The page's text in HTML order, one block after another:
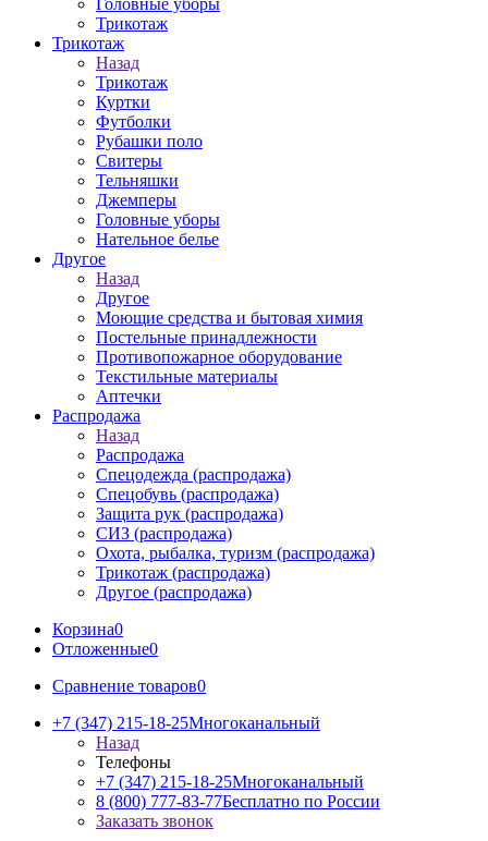
Головные уборы
Трикотаж
Трикотаж
Назад
Трикотаж
Куртки
Футболки
Рубашки поло
Свитеры
Тельняшки
Джемперы
Головные уборы
Нательное белье
Другое
Назад
Другое
Моющие средства и бытовая химия
Постельные принадлежности
Противопожарное оборудование
Текстильные материалы
Аптечки
Распродажа
Назад
Распродажа
Спецодежда (распродажа)
Спецобувь (распродажа)
Защита рук (распродажа)
СИЗ (распродажа)
Охота, рыбалка, туризм (распродажа)
Трикотаж (распродажа)
Другое (распродажа)
Корзина0
Отложенные0
Сравнение товаров0
+7 (347) 215-18-25Многоканальный
Назад
Телефоны
+7 (347) 215-18-25Многоканальный
8 (800) 777-83-77Бесплатно по России
Заказать звонок